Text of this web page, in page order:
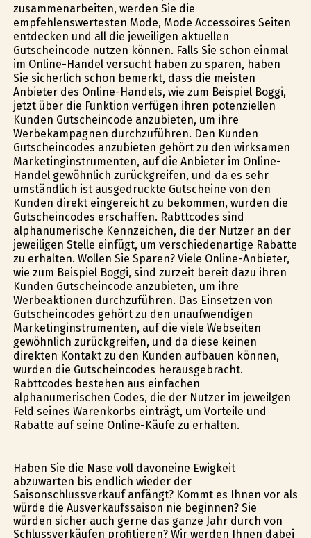
zusammenarbeiten, werden Sie die
empfehlenswertesten Mode, Mode Accessoires Seiten
entdecken und all die jeweiligen aktuellen
Gutscheincode nutzen können. Falls Sie schon einmal
im Online-Handel versucht haben zu sparen, haben
Sie sicherlich schon bemerkt, dass die meisten
Anbieter des Online-Handels, wie zum Beispiel Boggi,
jetzt über die Funktion verfügen ihren potenziellen
Kunden Gutscheincode anzubieten, um ihre
Werbekampagnen durchzuführen. Den Kunden
Gutscheincodes anzubieten gehört zu den wirksamen
Marketinginstrumenten, auf die Anbieter im Online-
Handel gewöhnlich zurückgreifen, und da es sehr
umständlich ist ausgedruckte Gutscheine von den
Kunden direkt eingereicht zu bekommen, wurden die
Gutscheincodes erschaffen. Rabttcodes sind
alphanumerische Kennzeichen, die der Nutzer an der
jeweiligen Stelle einfügt, um verschiedenartige Rabatte
zu erhalten. Wollen Sie Sparen? Viele Online-Anbieter,
wie zum Beispiel Boggi, sind zurzeit bereit dazu ihren
Kunden Gutscheincode anzubieten, um ihre
Werbeaktionen durchzuführen. Das Einsetzen von
Gutscheincodes gehört zu den unaufwendigen
Marketinginstrumenten, auf die viele Webseiten
gewöhnlich zurückgreifen, und da diese keinen
direkten Kontakt zu den Kunden aufbauen können,
wurden die Gutscheincodes herausgebracht.
Rabttcodes bestehen aus einfachen
alphanumerischen Codes, die der Nutzer im jeweilgen
Feld seines Warenkorbs einträgt, um Vorteile und
Rabatte auf seine Online-Käufe zu erhalten.
Haben Sie die Nase voll davoneine Ewigkeit
abzuwarten bis endlich wieder der
Saisonschlussverkauf anfängt? Kommt es Ihnen vor als
würde die Ausverkaufssaison nie beginnen? Sie
würden sicher auch gerne das ganze Jahr durch von
Schlussverkäufen profitieren? Wir werden Ihnen dabei